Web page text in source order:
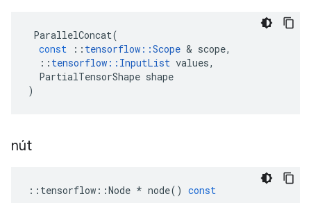
ParallelConcat(
const
:: tensorflow ::Scope & scope,
:: tensorflow :: InputList values,
PartialTensorShape shape
)
nút
:: tensorflow ::Node * node() const